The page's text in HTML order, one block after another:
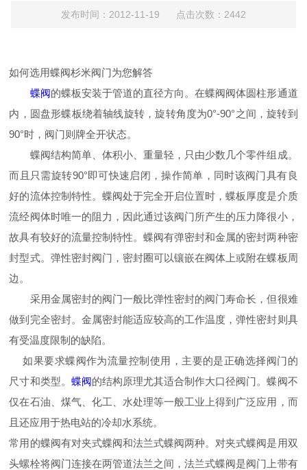
发布时间：2012-11-19 点击次数：2442
如何选用蝶阀杉米阀门为您解答
蝶阀的蝶板安装于管道的直径方向。在蝶阀阀体圆柱形通道
内，圆盘形蝶板绕着轴线旋转，旋转角度为0°-90°之间，旋转到
90°时，阀门则牌全开状态。
蝶阀结构简单、体积小、重量轻，只由少数几个零件组成。
而且只需旋转90°即可快速启闭，操作简单，同时该阀门具有良
好的流体控制特性。蝶阀处于完全开启位置时，蝶板厚度是介质
流经阀体时唯一的阻力，因此通过该阀门所产生的压力降很小，
故具有较好的流量控制特性。蝶阀有弹密封和金属的密封两种密
封型式。弹性密封阀门，密封圈可以镶嵌在阀体上或附在蝶板周
边。
采用金属密封的阀门一般比弹性密封的阀门寿命长，但很难
做到完全密封。金属密封能适应较高的工作温度，弹性密封则具
有受温度限制的缺陷。
如果要求蝶阀作为流量控制使用，主要的是正确选择阀门的
尺寸和类型。 蝶阀的结构原理尤其适合制作大口径阀门。蝶阀不
仅在石油、煤气、化工、水处理等一般工业上得到广泛应用，而
且还应用于热电站的冷却水系统。
常用的蝶阀有对夹式蝶阀和法兰式蝶阀两种。对夹式蝶阀是用双
头螺栓将阀门连接在两管道法兰之间，法兰式蝶阀是阀门上带有